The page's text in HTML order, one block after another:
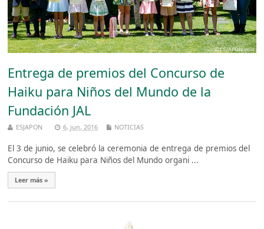
Entrega de premios del Concurso de
Haiku para Niños del Mundo de la
Fundación JAL
ESJAPON 6, jun, 2016 NOTICIAS
El 3 de junio, se celebró la ceremonia de entrega de premios del
Concurso de Haiku para Niños del Mundo organi ...
Leer más »